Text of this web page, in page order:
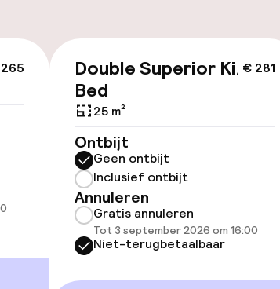
€ 281
Double Superior King
Bed
25 m²
Ontbijt
Geen ontbijt
Inclusief ontbijt
Annuleren
Gratis annuleren
Tot 3 september 2026 om 16:00
Niet-terugbetaalbaar